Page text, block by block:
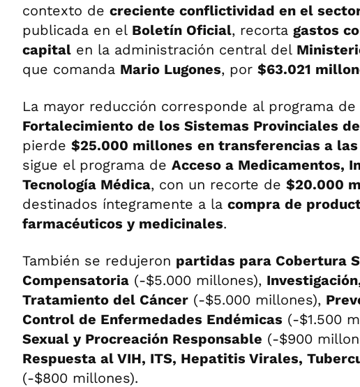
contexto de creciente conflictividad en el
publicada en el Boletín Oficial, recorta gastos
capital en la administración central del
que comanda Mario Lugones, por $63.021
La mayor reducción corresponde al programa de
Fortalecimiento de los Sistemas Provinciales
pierde $25.000 millones en transferencias a
sigue el programa de Acceso a Medicamentos,
Tecnología Médica, con un recorte de $20.000
destinados íntegramente a la compra de
farmacéuticos y medicinales.
También se redujeron partidas para Cobertura
Compensatoria (-$5.000 millones),
Tratamiento del Cáncer (-$5.000 millones),
Control de Enfermedades Endémicas (-$1.500
Sexual y Procreación Responsable (-$900
Respuesta al VIH, ITS, Hepatitis Virales,
(-$800 millones).